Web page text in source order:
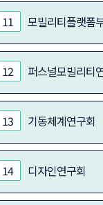
11 모빌리티플랫폼
12 퍼스널모빌리티
13 기동체계연구회
14 디자인연구회